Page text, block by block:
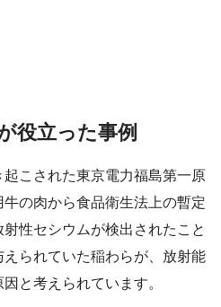
役立った事例
こされた東京電力福島第一原
の肉から食品衛生法上の暫定
性セシウムが検出されたこと
られていた稲わらが、放射能
と考えられています。